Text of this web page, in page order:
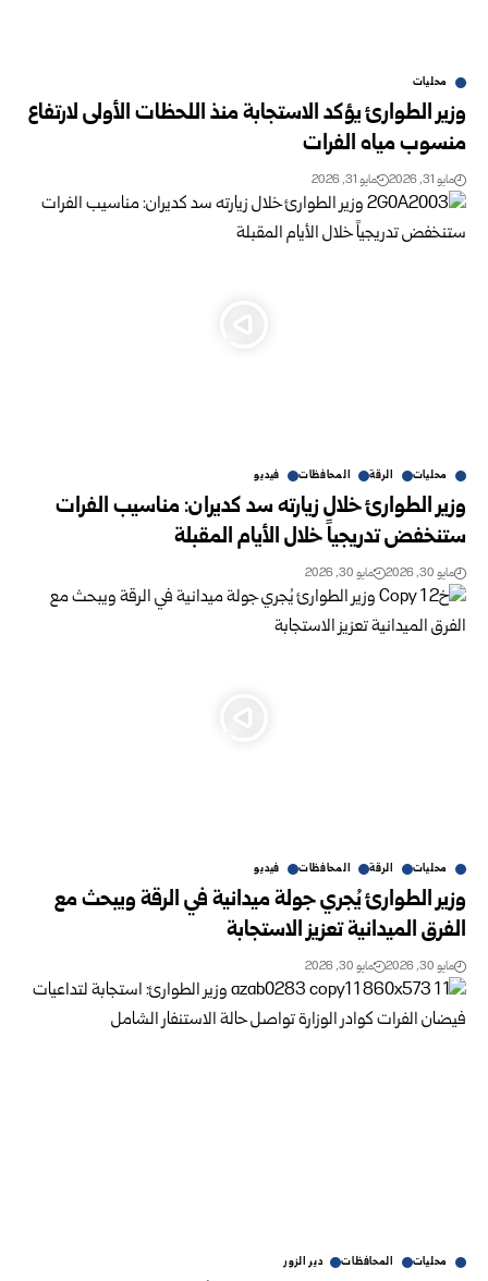
محليات
وزير الطوارئ يؤكد الاستجابة منذ اللحظات الأولى لارتفاع
منسوب مياه الفرات
مايو 31, 2026 مايو 31, 2026
محليات الرقة المحافظات فيديو
وزير الطوارئ خلال زيارته سد كديران: مناسيب الفرات
‏ستنخفض ‏تدريجياً خلال الأيام المقبلة
مايو 30, 2026 مايو 30, 2026
محليات الرقة المحافظات فيديو
وزير الطوارئ يُجري جولة ميدانية في الرقة ويبحث مع
الفرق الميدانية ‏تعزيز الاستجابة‏
مايو 30, 2026 مايو 30, 2026
محليات المحافظات دير الزور